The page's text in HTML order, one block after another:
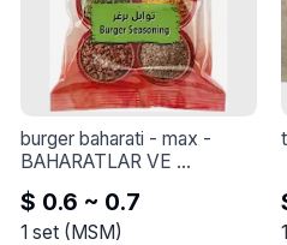
burger baharati - max
BAHARATLAR VE
ÇEŞNILER
$ 0.6 ~ 0.7
1 set(MSM) 1